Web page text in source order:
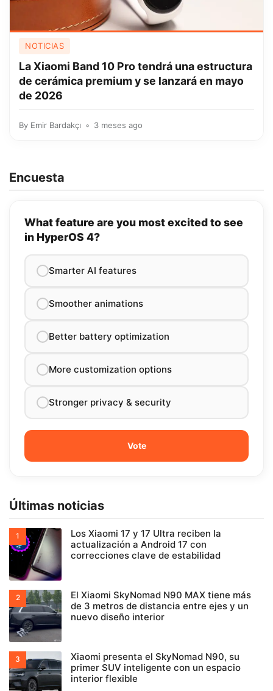
NOTICIAS
La Xiaomi Band 10 Pro tendrá una estructura
de cerámica premium y se lanzará en mayo
de 2026
By Emir Bardakçı 3 meses ago
Encuesta
What feature are you most excited to see
in HyperOS 4?
Smarter AI features
Smoother animations
Better battery optimization
More customization options
Stronger privacy & security
Últimas noticias
Los Xiaomi 17 y 17 Ultra reciben la
actualización a Android 17 con
correcciones clave de estabilidad
El Xiaomi SkyNomad N90 MAX tiene más
de 3 metros de distancia entre ejes y un
nuevo diseño interior
Xiaomi presenta el SkyNomad N90, su
primer SUV inteligente con un espacio
interior flexible